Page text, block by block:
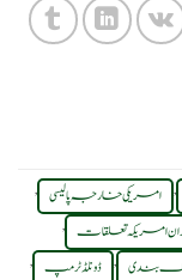
, امریکی خارجہ پالیسی ,
امریکہ تعلقات ,
بندی , ڈونلڈ ٹرمپ ,